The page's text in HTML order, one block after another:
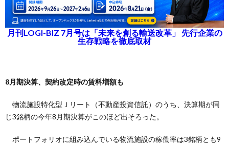
月刊LOGI-BIZ 7月号は「未来を創る輸送改革」 先行企業の
生存戦略を徹底取材
8月期決算、契約改定時の賃料増額も
物流施設特化型Ｊリート（不動産投資信託）のうち、決算期が同
じ3銘柄の今年8月期決算がこのほど出そろった。
ポートフォリオに組み込んでいる物流施設の稼働率は3銘柄とも9